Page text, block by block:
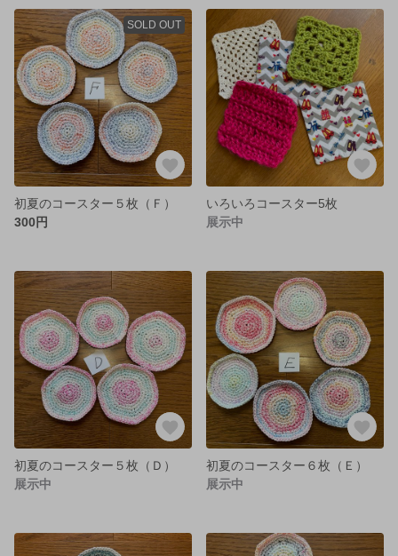
SOLD OUT
初夏のコースター５枚（Ｆ）
300円
いろいろコースター5枚
展示中
初夏のコースター５枚（Ｄ）
展示中
初夏のコースター６枚（Ｅ）
展示中